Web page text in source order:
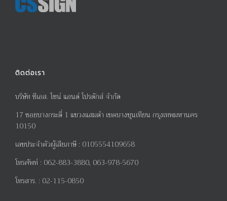
ติดต่อเรา
บริษัท ซีเอส. ไซน์ แอนด์ โปรดักส์ จำกัด
17ซอยบางกระดี่ 1 แขวงแสมดำ เขตบางขุนเทียน กรุงเทพมหานคร
10150
เลขประจำตัวผู้เสียภาษี : 0105554109658
โทรศัพท์ : 062-883-3880, 063-978-5670
โทรสาร. : 02-115-0850